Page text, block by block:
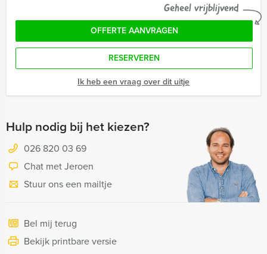
Geheel vrijblijvend
OFFERTE AANVRAGEN
RESERVEREN
Ik heb een vraag over dit uitje
Hulp nodig bij het kiezen?
026 820 03 69
Chat met Jeroen
Stuur ons een mailtje
Bel mij terug
Bekijk printbare versie